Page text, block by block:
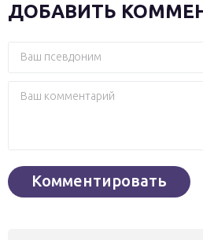
ДОБАВИТЬ